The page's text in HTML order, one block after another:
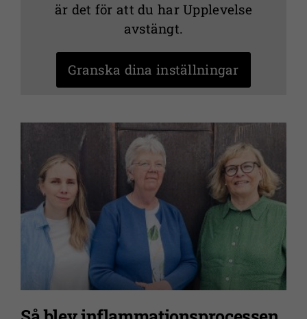
är det för att du har Upplevelse
avstängt.
Granska dina inställningar